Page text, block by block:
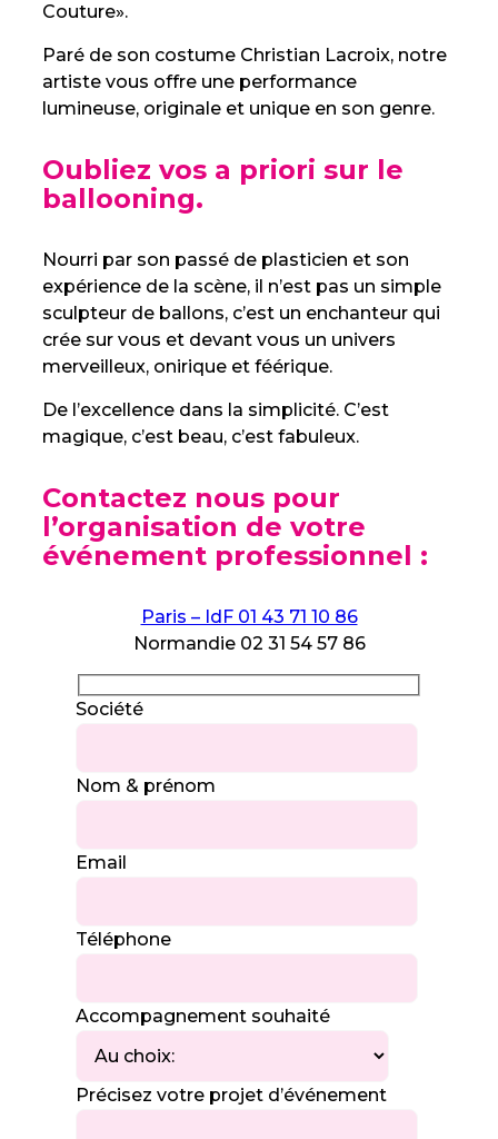
Couture».
Paré de son costume Christian Lacroix, notre
artiste vous offre une performance
lumineuse, originale et unique en son genre.
Oubliez vos a priori sur le
ballooning.
Nourri par son passé de plasticien et son
expérience de la scène, il n’est pas un simple
sculpteur de ballons, c’est un enchanteur qui
crée sur vous et devant vous un univers
merveilleux, onirique et féérique.
De l’excellence dans la simplicité. C’est
magique, c’est beau, c’est fabuleux.
Contactez nous pour
l’organisation de votre
événement professionnel :
Paris – IdF 01 43 71 10 86
Normandie 02 31 54 57 86
Société
Nom & prénom
Email
Téléphone
Accompagnement souhaité
Précisez votre projet d’événement